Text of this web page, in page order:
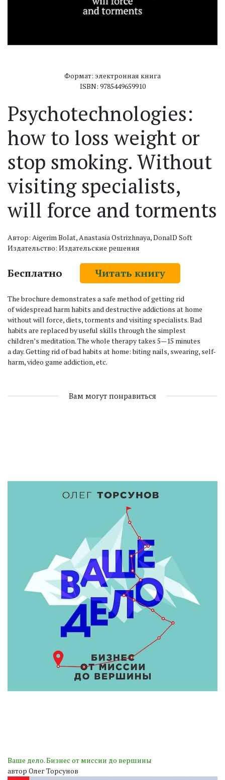
Формат: электронная книга
ISBN: 9785449659910
Psychotechnologies:
how to loss weight or
stop smoking. Without
visiting specialists,
will force and torments
Автор: Aigerim Bolat, Anastasia Ostrizhnaya, DonalD Soft
Издательство: Издательские решения
Бесплатно Читать книгу
The brochure demonstrates a safe method of getting rid
of widespread harm habits and destructive addictions at home
without will force, diets, torments and visiting specialists. Bad
habits are replaced by useful skills through the simplest
children’s meditation. The whole therapy takes 5—15 minutes
a day. Getting rid of bad habits at home: biting nails, swearing, self-
harm, video game addiction, etc.
Вам могут понравиться
Ваше дело. Бизнес от миссии до вершины
автор Олег Торсунов